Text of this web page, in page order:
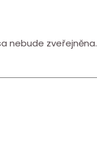
nebude zveřejněna.